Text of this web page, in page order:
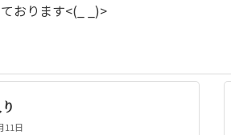
おります<(_ _)>
11日